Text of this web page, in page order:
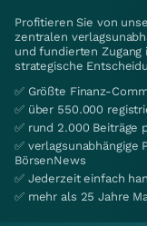
Profitieren Sie von
zentralen
und fundierten
strategische
✅ Größte Finanz-
✅ über 550.000
✅ rund 2.000 Beiträge
✅ verlagsunabhängige
BörsenNews
✅ Jederzeit einfach
✅ mehr als 25 Jahre